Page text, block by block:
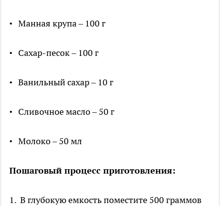
• Манная крупа – 100 г
• Сахар-песок – 100 г
• Ванильный сахар – 10 г
• Сливочное масло – 50 г
• Молоко – 50 мл
Пошаговый процесс приготовления:
1. В глубокую емкость поместите 500 граммов